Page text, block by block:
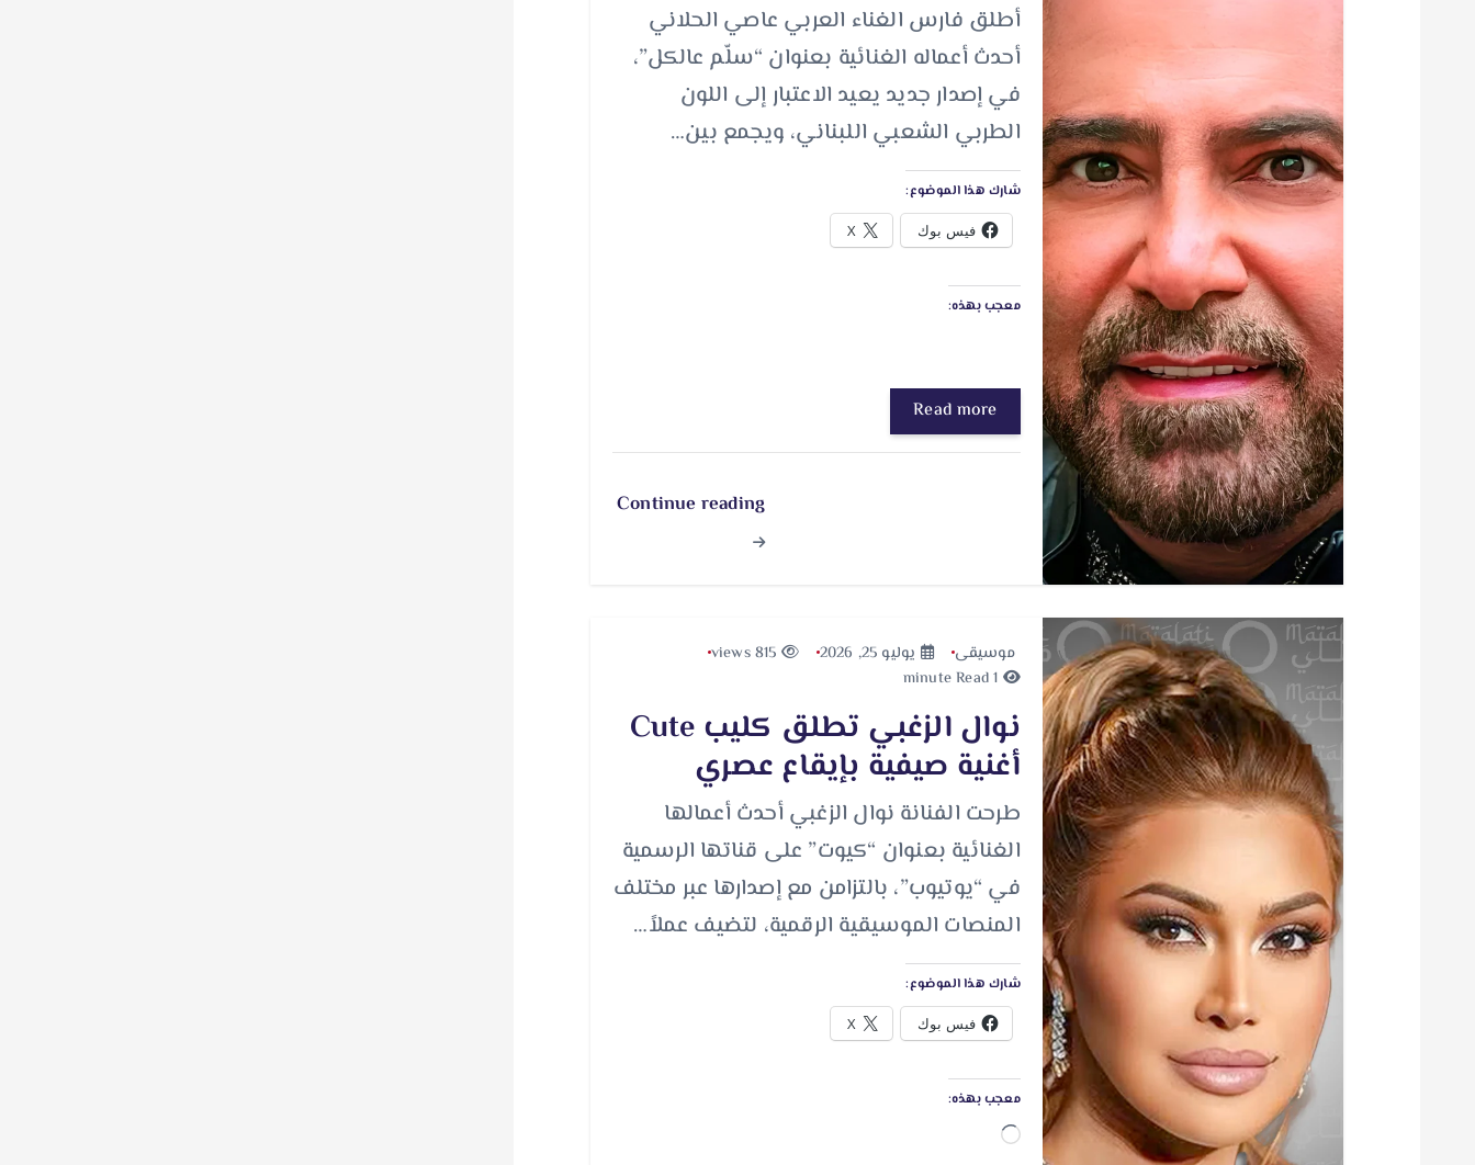
أطلق فارس الغناء العربي عاصي الحلاني
أحدث أعماله الغنائية بعنوان “سلّم عالكل”،
في إصدار جديد يعيد الاعتبار إلى اللون
الطربي الشعبي اللبناني، ويجمع بين…
شارك هذا الموضوع:
فيس بوك X
معجب بهذه:
Read more
Continue reading
موسيقى يوليو 25, 2026
نوال الزغبي تطلق كليب Cute
أغنية صيفية بإيقاع عصري
طرحت الفنانة نوال الزغبي أحدث أعمالها
الغنائية بعنوان “كيوت” على قناتها الرسمية
في “يوتيوب”، بالتزامن مع إصدارها عبر مختلف
المنصات الموسيقية الرقمية، لتضيف عملاً…
شارك هذا الموضوع:
فيس بوك X
معجب بهذه:
ج